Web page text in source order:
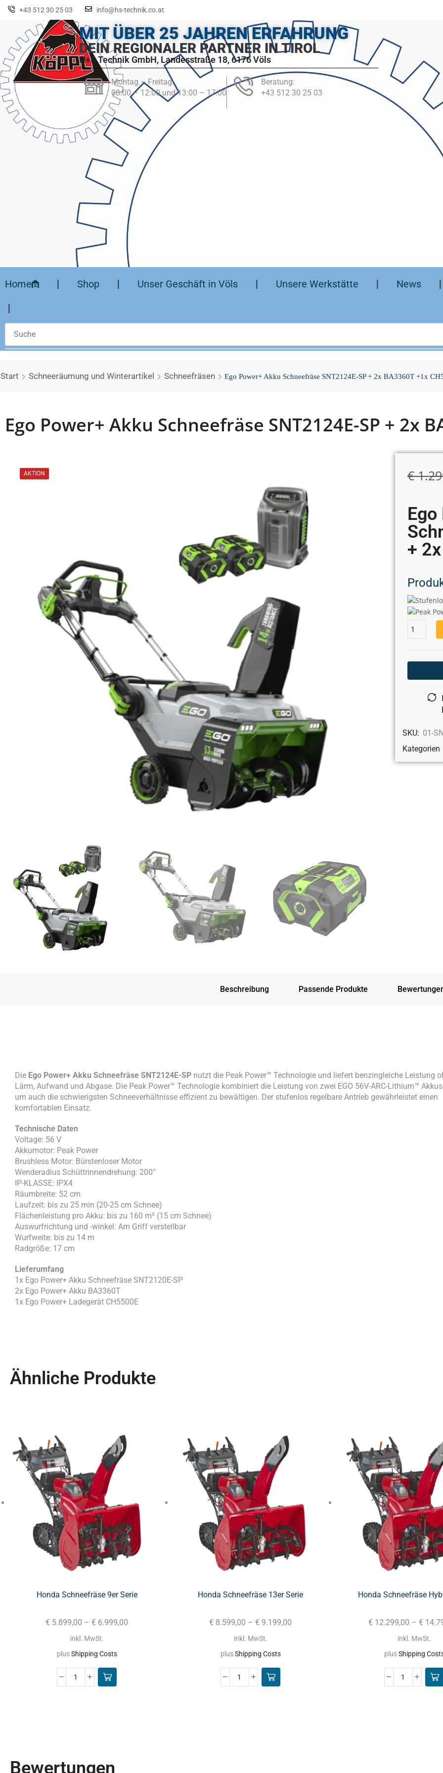
+43 512 30 25 03 info@hs-technik.co.at
MIT ÜBER 25 JAHREN ERFAHRUNG
DEIN REGIONALER PARTNER IN TIROL
H+S Technik GmbH, Landesstraße 18, 6176 Völs
Montag – Freitag:
08:00 – 12:00 und 13:00 – 17:00
Beratung:
+43 512 30 25 03
Home ❘ Shop ❘ Unser Geschäft in Völs ❘ Unsere Werkstätte ❘ News ❘
❘
Start Schneeräumung und Winterartikel Schneefräsen Ego Power+ Akku Schneefräse SNT2124E-SP + 2x BA3360T +1x
Ego Power+ Akku Schneefräse SNT2124E-SP + 2x
AKTION €
+
SKU: 01-
Kategorien
Beschreibung Passende Produkte
Die Ego Power+ Akku Schneefräse SNT2124E-SP nutzt die Peak Power™ Technologie und liefert benzingleiche Leistung
Lärm, Aufwand und Abgase. Die Peak Power™ Technologie kombiniert die Leistung von zwei EGO 56V-ARC-Lithium™
um auch die schwierigsten Schneeverhältnisse effizient zu bewältigen. Der stufenlos regelbare Antrieb gewährleistet einen
komfortablen Einsatz.
Technische Daten
Voltage: 56 V
Akkumotor: Peak Power
Brushless Motor: Bürstenloser Motor
Wenderadius Schüttrinnendrehung: 200°
IP-KLASSE: IPX4
Räumbreite: 52 cm
Laufzeit: bis zu 25 min (20-25 cm Schnee)
Flächenleistung pro Akku: bis zu 160 m² (15 cm Schnee)
Auswurfrichtung und -winkel: Am Griff verstellbar
Wurfweite: bis zu 14 m
Radgröße: 17 cm
Lieferumfang
1x Ego Power+ Akku Schneefräse SNT2120E-SP
2x Ego Power+ Akku BA3360T
1x Ego Power+ Ladegerät CH5500E
Ähnliche Produkte
Honda Schneefräse 9er Serie
€ 5.899,00 – € 6.999,00
inkl. MwSt.
plusShipping Costs
Honda Schneefräse 13er Serie
€ 8.599,00 – € 9.199,00
inkl. MwSt.
plusShipping Costs
Honda Schneefräse
€ 12.299,00 – €
inkl. MwSt.
plusShipping
Bewertungen